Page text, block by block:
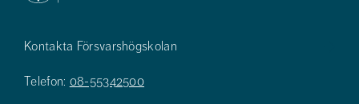
Kontakta Försvarshögskolan
Telefon: 08-55342500